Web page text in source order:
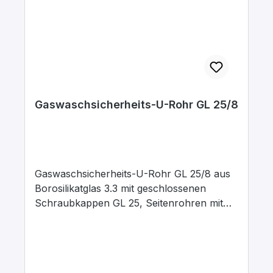
Gaswaschsicherheits-U-Rohr GL 25/8
Gaswaschsicherheits-U-Rohr GL 25/8 aus
Borosilikatglas 3.3 mit geschlossenen
Schraubkappen GL 25, Seitenrohren mit